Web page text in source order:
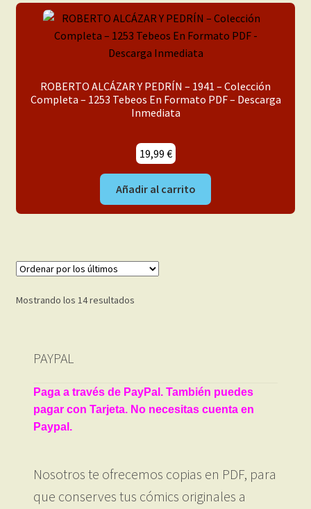
ROBERTO ALCÁZAR Y PEDRÍN – 1941 – Colección
Completa – 1253 Tebeos En Formato PDF – Descarga
Inmediata
19,99 €
Añadir al carrito
Mostrando los 14 resultadosOrdenado
PAYPAL
Paga a través de PayPal. También puedes
pagar con Tarjeta. No necesitas cuenta en
Paypal.
Nosotros te ofrecemos copias en PDF, para
que conserves tus cómics originales a